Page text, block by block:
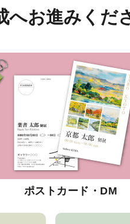
へお進みくだ
ポストカード・DM